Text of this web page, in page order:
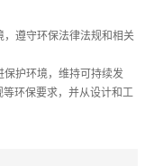
遵守环保法律法规和相关
护环境，维持可持续发
环保要求，并从设计和工